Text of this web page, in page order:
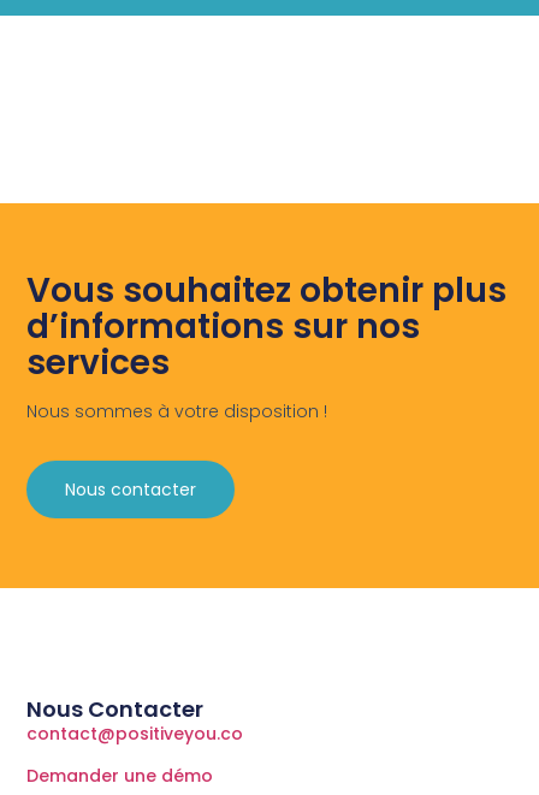
Vous souhaitez obtenir plus
d’informations sur nos
services
Nous sommes à votre disposition !
Nous contacter
Nous Contacter
contact@positiveyou.co
Demander une démo